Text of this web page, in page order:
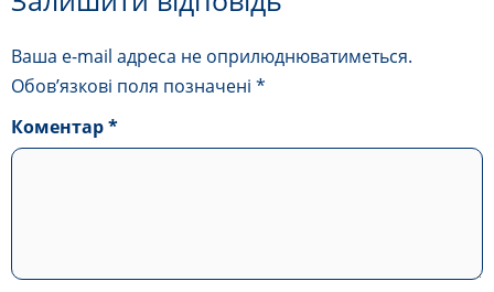
Ваша e-mail адреса не оприлюднюватиметься.
Обов’язкові поля позначені *
Коментар*